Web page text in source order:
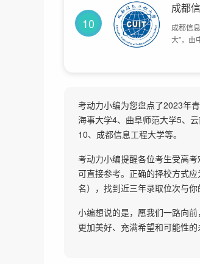
10
成都
成都信
大”，由
设单位
考动力小编为您盘点了2023年
海事大学4、曲阜师范大学5、
10、成都信息工程大学等。
考动力小编提醒各位考生受高
可直接参考。正确的择校方式
名），找到近三年录取位次与你
小编想说的是，愿我们一路向
更加美好、充满希望和可能性的